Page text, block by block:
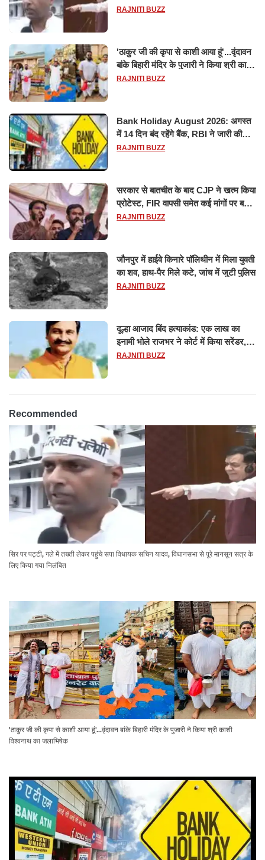
मानसून सत्र के लिए किया गया निलंबित
RAJNITI BUZZ
'ठाकुर जी की कृपा से काशी आया हूं'...वृंदावन
बांके बिहारी मंदिर के पुजारी ने किया श्री काशी
विश्वनाथ का जलाभिषेक
RAJNITI BUZZ
Bank Holiday August 2026: अगस्त
में 14 दिन बंद रहेंगे बैंक, RBI ने जारी की
छुट्टियों की लिस्ट​​​​​​​
RAJNITI BUZZ
सरकार से बातचीत के बाद CJP ने खत्म किया
प्रोटेस्ट, FIR वापसी समेत कई मांगों पर बनी
सहमति
RAJNITI BUZZ
जौनपुर में हाईवे किनारे पॉलिथीन में मिला युवती
का शव, हाथ-पैर मिले कटे, जांच में जुटी पुलिस
RAJNITI BUZZ
दूल्हा आजाद बिंद हत्याकांड: एक लाख का
इनामी भोले राजभर ने कोर्ट में किया सरेंडर,
14 दिन के लिए भेजा गया जेल
RAJNITI BUZZ
Recommended
सिर पर पट्टी, गले में तख्ती लेकर पहुंचे सपा विधायक सचिन यादव, विधानसभा से पूरे मानसून सत्र के
लिए किया गया निलंबित
'ठाकुर जी की कृपा से काशी आया हूं'...वृंदावन बांके बिहारी मंदिर के पुजारी ने किया श्री काशी
विश्वनाथ का जलाभिषेक